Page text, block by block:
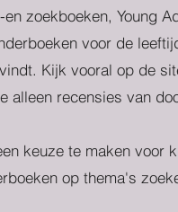
zoekboeken, Young
voor de
Kijk vooral op de
alleen recensies van
keuze te maken voor
op thema's